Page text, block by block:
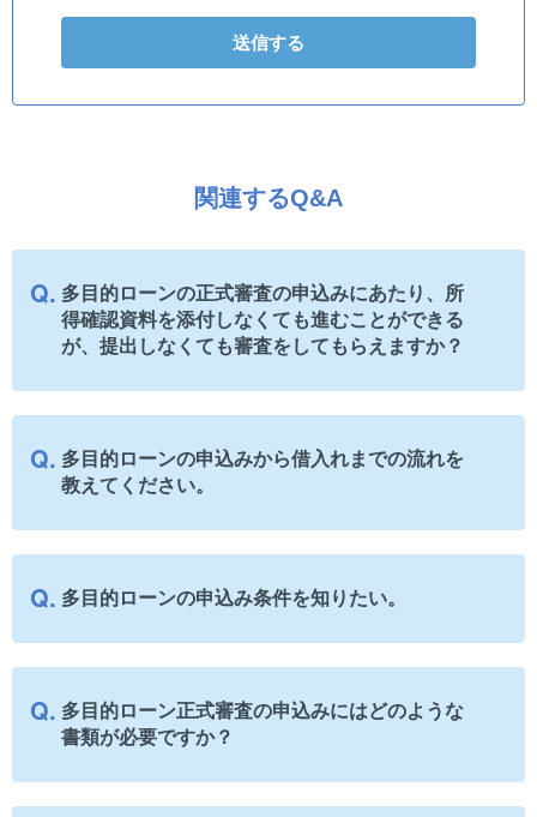
関連するQ&A
多目的ローンの正式審査の申込みにあたり、所
得確認資料を添付しなくても進むことができる
が、提出しなくても審査をしてもらえますか？
多目的ローンの申込みから借入れまでの流れを
教えてください。
多目的ローンの申込み条件を知りたい。
多目的ローン正式審査の申込みにはどのような
書類が必要ですか？